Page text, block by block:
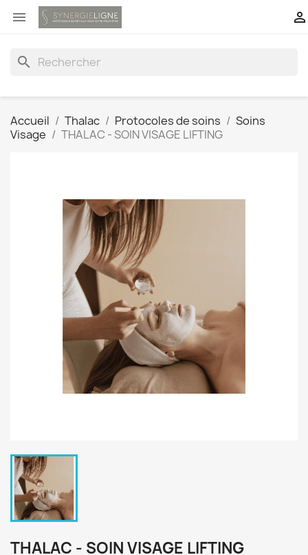
 
search
Accueil Thalac Protocoles de soins
Soins
Visage
THALAC - SOIN VISAGE LIFTING
THALAC - SOIN VISAGE LIFTING